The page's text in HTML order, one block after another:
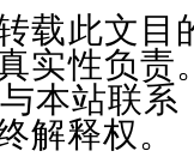
载此文
实性负
本站联
解释权。